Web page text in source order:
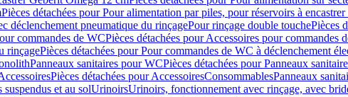
Pièces détachées pour Pour alimentation par piles, pour réservoirs à
déclenchement pneumatique du rinçagePour rinçage double touchePièces
commandes de WCPièces détachées pour Accessoires pour commandes
rinçagePièces détachées pour Pour commandes de WC à déclenchement
Panneaux sanitaires pour WCPièces détachées pour Panneaux
Pièces détachées pour AccessoiresConsommablesPanneaux
suspendus et au solUrinoirsUrinoirs, fonctionnement avec rinçage, avec